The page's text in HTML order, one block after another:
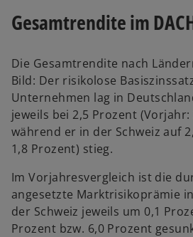
Gesamtrendite im
Die Gesamtrendite nach
Bild: Der risikolose
Unternehmen lag in
jeweils bei 2,5 Prozent (Vorjahr:
während er in der Schweiz auf
1,8 Prozent) stieg.
Im Vorjahresvergleich ist die
angesetzte Marktrisikoprämie
der Schweiz jeweils um 0,1
Prozent bzw. 6,0 Prozent